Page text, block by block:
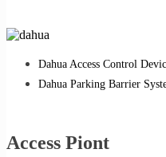
Dahua Access Control
Dahua Parking Barrier
Access Piont